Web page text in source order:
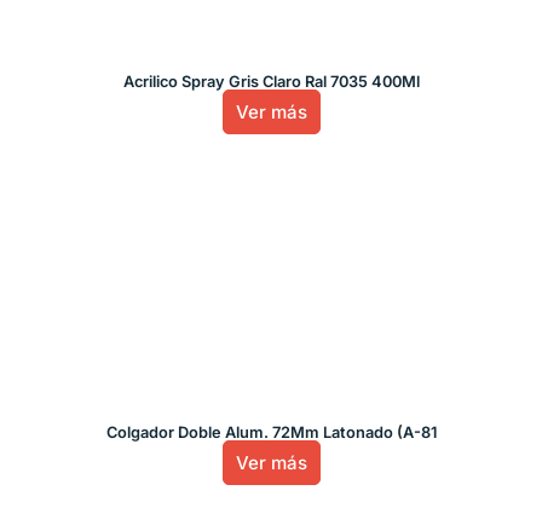
Acrilico Spray Gris Claro Ral 7035 400Ml
Ver más
Colgador Doble Alum. 72Mm Latonado (A-81
Ver más